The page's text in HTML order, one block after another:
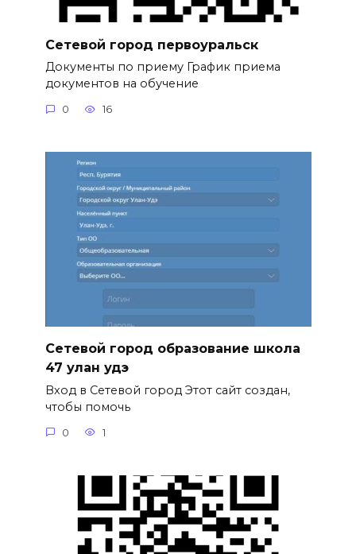
Сетевой город первоуральск
Документы по приему График приема
документов на обучение
0 16
Сетевой город образование школа
47 улан удэ
Вход в Сетевой город Этот сайт создан,
чтобы помочь
0 1